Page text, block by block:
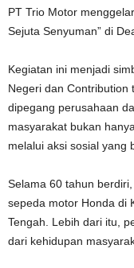
PT Trio Motor
Sejuta Senyuman” di
Kegiatan ini menjadi
Negeri dan Contribution
dipegang perusahaan
masyarakat bukan
melalui aksi sosial yang
Selama 60 tahun
sepeda motor Honda di
Tengah. Lebih dari itu,
dari kehidupan